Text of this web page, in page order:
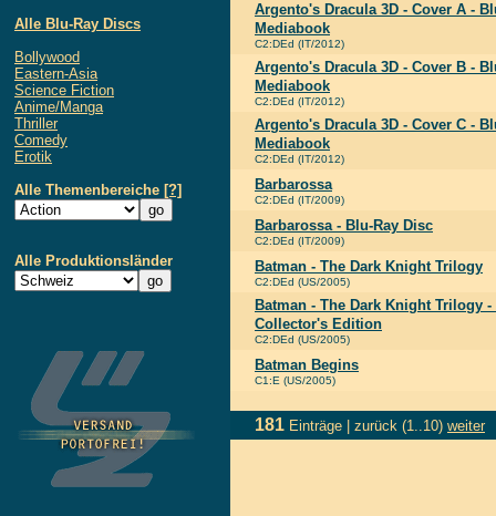
Alle Blu-Ray Discs
Bollywood
Eastern-Asia
Science Fiction
Anime/Manga
Thriller
Comedy
Erotik
Alle Themenbereiche [?]
Alle Produktionsländer
Argento's Dracula 3D - Cover A -
Mediabook
C2:DEd (IT/2012)
Argento's Dracula 3D - Cover B -
Mediabook
C2:DEd (IT/2012)
Argento's Dracula 3D - Cover C -
Mediabook
C2:DEd (IT/2012)
Barbarossa
C2:DEd (IT/2009)
Barbarossa - Blu-Ray Disc
C2:DEd (IT/2009)
Batman - The Dark Knight Trilogy
C2:DEd (US/2005)
Batman - The Dark Knight Trilogy
Collector's Edition
C2:DEd (US/2005)
Batman Begins
C1:E (US/2005)
181 Einträge | zurück (1..10) weiter